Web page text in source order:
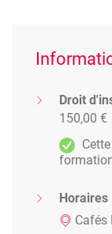
Droit
150,00 €
Horaires
Cafés